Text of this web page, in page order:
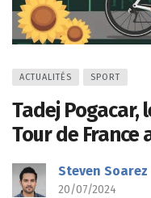
ACTUALITÉS SPORT
Tadej Pogacar,
Tour de France
Steven Soarez
20/07/2024